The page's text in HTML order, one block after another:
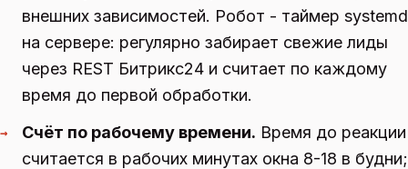
внешних зависимостей. Робот - таймер systemd
на сервере: регулярно забирает свежие лиды
через REST Битрикс24 и считает по каждому
время до первой обработки.
→ Счёт по рабочему времени. Время до реакции
считается в рабочих минутах окна 8-18 в будни;